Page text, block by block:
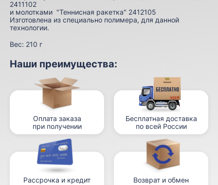
2411102
и молотками "Теннисная ракетка" 2412105
Изготовлена из специально полимера, для данной
технологии.
Вес: 210 г
Наши преимущества:
Оплата заказа
при получении
Бесплатная доставка
по всей России
Рассрочка и кредит Возврат и обмен